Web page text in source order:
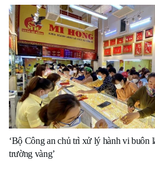
‘Bộ Công an chủ trì xử lý hành vi buôn
trường vàng’